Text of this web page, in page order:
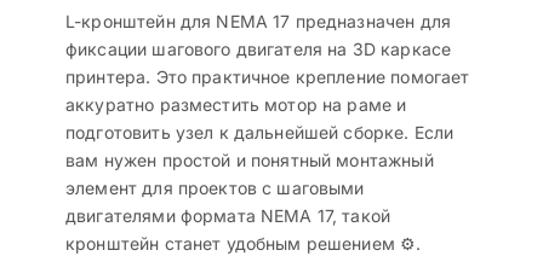
L-кронштейн для NEMA 17 предназначен для
фиксации шагового двигателя на 3D каркасе
принтера. Это практичное крепление помогает
аккуратно разместить мотор на раме и
подготовить узел к дальнейшей сборке. Если
вам нужен простой и понятный монтажный
элемент для проектов с шаговыми
двигателями формата NEMA 17, такой
кронштейн станет удобным решением ⚙️.